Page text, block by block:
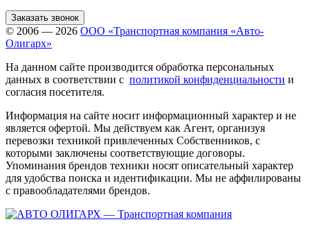
Заказать звонок
© 2006 — 2026 ООО «Транспортная компания «Авто-
Олигарх»
На данном сайте производится обработка персональных
данных в соответствии с политикой конфиденциальности и
согласия посетителя.
Информация на сайте носит информационный характер и не
является офертой. Мы действуем как Агент, организуя
перевозки техникой привлеченных Собственников, с
которыми заключены соответствующие договоры.
Упоминания брендов техники носят описательный характер
для удобства поиска и идентификации. Мы не аффилированы
с правообладателями брендов.